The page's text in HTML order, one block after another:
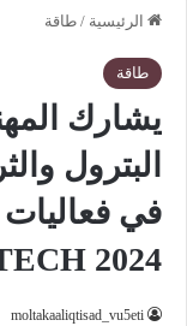
الرئيسية / طاقة
طاقة
يشارك
البترول
في فعاليات
2024 GASTECH
moltakaaliqtisad_vu5eti